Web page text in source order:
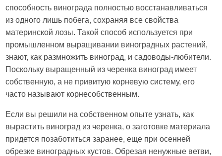
способность винограда полностью восстанавливаться
из одного лишь побега, сохраняя все свойства
материнской лозы. Такой способ используется при
промышленном выращивании виноградных растений,
знают, как размножить виноград, и садоводы-любители.
Поскольку выращенный из черенка виноград имеет
собственную, а не привитую корневую систему, его
часто называют корнесобственным.
Если вы решили на собственном опыте узнать, как
вырастить виноград из черенка, о заготовке материала
придется позаботиться заранее, еще при осенней
обрезке виноградных кустов. Обрезая ненужные ветви,